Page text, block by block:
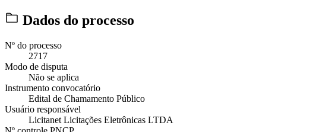
Dados do processo
Nº do processo
2717
Modo de disputa
Não se aplica
Instrumento convocatório
Edital de Chamamento Público
Usuário responsável
Licitanet Licitações Eletrônicas LTDA